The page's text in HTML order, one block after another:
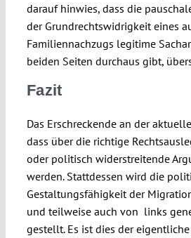
darauf hinwies, dass die
der Grundrechtswidrigkeit eines
Familiennachzugs legitime
beiden Seiten durchaus gibt,
Fazit
Das Erschreckende an der
dass über die richtige
oder politisch widerstreitende
werden. Stattdessen wird die
Gestaltungsfähigkeit der
und teilweise auch von links
gestellt. Es ist dies der